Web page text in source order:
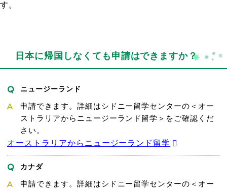
す。
日本に帰国しなくても申請はできますか？
ニュージーランド
申請できます。詳細はシドニー留学センターの＜オー
ストラリアからニュージーランド留学＞をご確認くだ
さい。
オーストラリアからニュージーランド留学
カナダ
申請できます。詳細はシドニー留学センターの＜オー